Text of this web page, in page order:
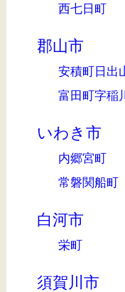
西七日町
郡山市
安積町日出
富田町字稲
いわき市
内郷宮町
常磐関船町
白河市
栄町
須賀川市